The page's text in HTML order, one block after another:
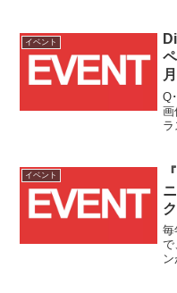
イベント
B
Q
画
ラ
イベント
毎
で
ン